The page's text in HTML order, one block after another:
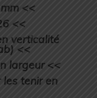
<<
<<
verticalité
<<
largeur <<
tenir en